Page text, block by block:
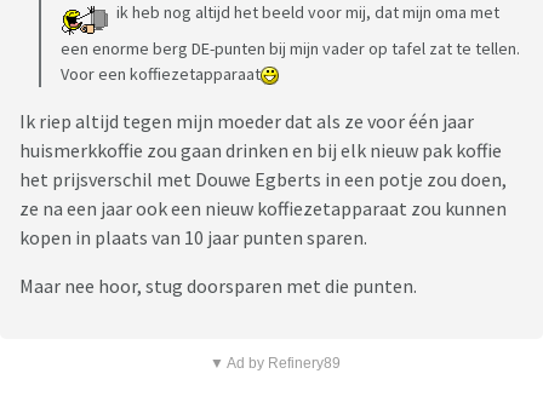
ik heb nog altijd het beeld voor mij, dat mijn oma met
een enorme berg DE-punten bij mijn vader op tafel zat te tellen.
Voor een koffiezetapparaat
Ik riep altijd tegen mijn moeder dat als ze voor één jaar
huismerkkoffie zou gaan drinken en bij elk nieuw pak koffie
het prijsverschil met Douwe Egberts in een potje zou doen,
ze na een jaar ook een nieuw koffiezetapparaat zou kunnen
kopen in plaats van 10 jaar punten sparen.
Maar nee hoor, stug doorsparen met die punten.
▼ Ad by Refinery89